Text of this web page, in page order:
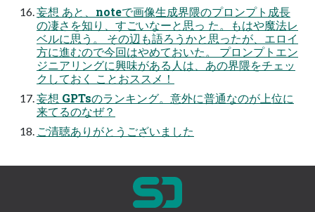
妄想 あと、noteで画像⽣成界隈のプロンプト成⻑
の凄さを知り、すごいなーと思っ た。もはや魔法レ
ベルに思う。 その辺も語ろうかと思ったが、エロイ
⽅に進むので今回はやめておいた。 プロンプトエン
ジニアリングに興味がある⼈は、あの界隈をチェッ
クしておく ことおススメ！
妄想 GPTsのランキング。意外に普通なのが上位に
来てるのなぜ？
ご清聴ありがとうございました